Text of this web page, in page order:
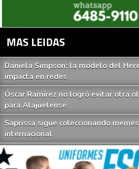
MAS LEIDAS
Daniela Simpson: la modelo del
impacta en redes
Óscar Ramírez no logró evitar otra
para Alajuelense
Saprissa sigue coleccionando
internacional
Marvin Loría aparentemente fue
y su esposa se desahoga en redes
Montero crítica con dureza las